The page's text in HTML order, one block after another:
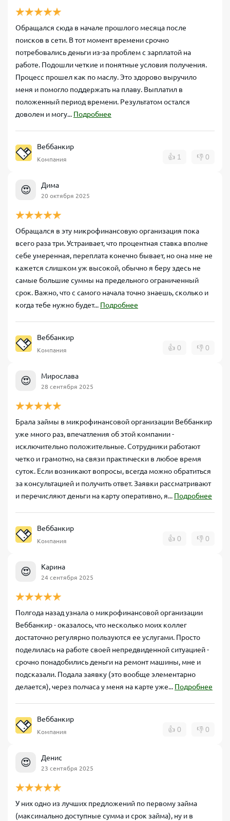
Обращался сюда в начале прошлого месяца после
поисков в сети. В тот момент времени срочно
потребовались деньги из-за проблем с зарплатой на
работе. Подошли четкие и понятные условия получения.
Процесс прошел как по маслу. Это здорово выручило
меня и помогло поддержать на плаву. Выплатил в
положенный период времени. Результатом остался
доволен и могу... Подробнее
Веббанкир
Компания 👍 1 👎 0
😍 Дима
20 октября 2025
Обращался в эту микрофинансовую организация пока
всего раза три. Устраивает, что процентная ставка вполне
себе умеренная, переплата конечно бывает, но она мне не
кажется слишком уж высокой, обычно я беру здесь не
самые большие суммы на предельного ограниченный
срок. Важно, что с самого начала точно знаешь, сколько и
когда тебе нужно будет... Подробнее
Веббанкир
Компания 👍 0 👎 0
😍 Мирослава
28 сентября 2025
Брала займы в микрофинансовой организации Веббанкир
уже много раз, впечатления об этой компании -
исключительно положительные. Сотрудники работают
четко и грамотно, на связи практически в любое время
суток. Если возникают вопросы, всегда можно обратиться
за консультацией и получить ответ. Заявки рассматривают
и перечисляют деньги на карту оперативно, я... Подробнее
Веббанкир
Компания 👍 0 👎 0
😍 Карина
24 сентября 2025
Полгода назад узнала о микрофинансовой организации
Веббанкир - оказалось, что несколько моих коллег
достаточно регулярно пользуются ее услугами. Просто
поделилась на работе своей непредвиденной ситуацией -
срочно понадобились деньги на ремонт машины, мне и
подсказали. Подала заявку (это вообще элементарно
делается), через полчаса у меня на карте уже... Подробнее
Веббанкир
Компания 👍 0 👎 0
😍 Денис
23 сентября 2025
У них одно из лучших предложений по первому займа
(максимально доступные сумма и срок займа), ну и в